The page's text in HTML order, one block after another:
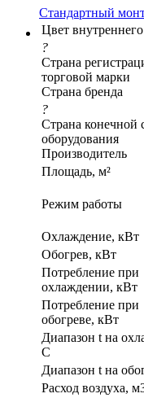
Стандартный
Цвет
?
Страна
торговой марки
Страна бренда
?
Страна конечной
оборудования
Производитель
Площадь, м²
Режим работы
Охлаждение, кВт
Обогрев, кВт
Потребление при
охлаждении, кВт
Потребление при
обогреве, кВт
Диапазон t на
С
Диапазон t на
Расход воздуха,